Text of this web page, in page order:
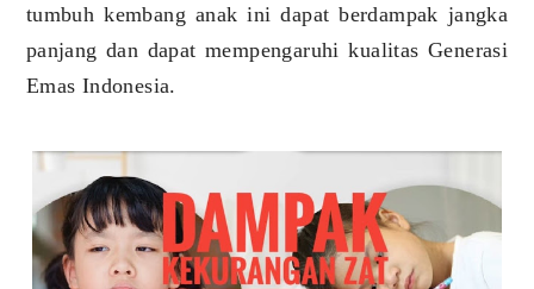
tumbuh kembang anak ini dapat berdampak jangka
panjang dan dapat mempengaruhi kualitas Generasi
Emas Indonesia.